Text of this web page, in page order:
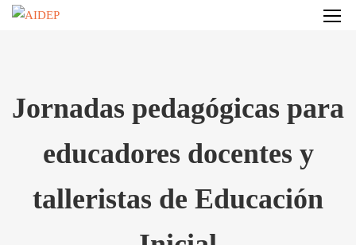
Jornadas pedagógicas para
educadores docentes y
talleristas de Educación